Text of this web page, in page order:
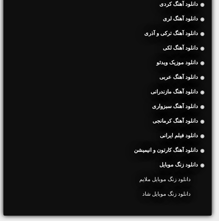
دانلود آهنگ کردی
دانلود آهنگ لری
دانلود آهنگ ترکی و آذری
دانلود آهنگ لکی
دانلود موزیک ویدئو
دانلود آهنگ عربی
دانلود آهنگ مازندرانی
دانلود آهنگ سبزواری
دانلود آهنگ کرمانجی
دانلود فیلم ایرانی
دانلود آهنگ کارتون و انیمیشن
دانلود زنگ موبایل
دانلود زنگ موبایل ملایم
دانلود زنگ موبایل شاد